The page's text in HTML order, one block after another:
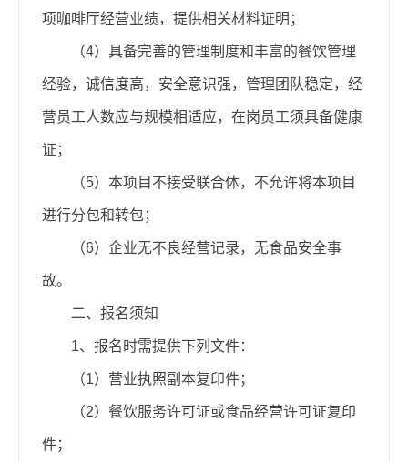
项咖啡厅经营业绩，提供相关材料证明；
（4）具备完善的管理制度和丰富的餐饮管理
经验，诚信度高，安全意识强，管理团队稳定，经
营员工人数应与规模相适应，在岗员工须具备健康
证；
（5）本项目不接受联合体，不允许将本项目
进行分包和转包；
（6）企业无不良经营记录，无食品安全事
故。
二、报名须知
1、报名时需提供下列文件：
（1）营业执照副本复印件；
（2）餐饮服务许可证或食品经营许可证复印
件；